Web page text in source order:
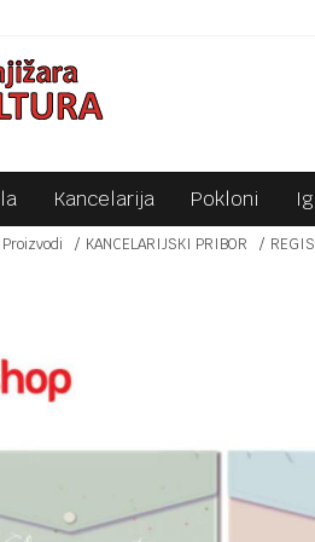
PLAĆANJE PLATNIM KARTICAMA!
Kancelarija Pokloni
Proizvodi KANCELARIJSKI PRIBOR